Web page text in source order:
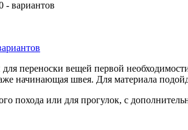
- вариантов
переноски вещей первой
начинающая швея. Для материала
или для прогулок, с